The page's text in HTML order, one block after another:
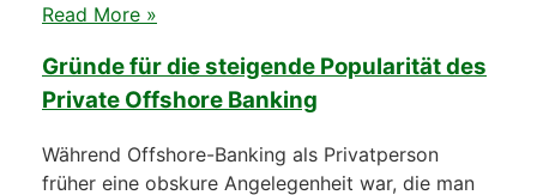
Read More »
Gründe für die steigende Popularität des
Private Offshore Banking
Während Offshore-Banking als Privatperson
früher eine obskure Angelegenheit war, die man